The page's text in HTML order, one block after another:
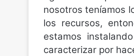
nosotros teníamos
los recursos,
estamos
caracterizar por